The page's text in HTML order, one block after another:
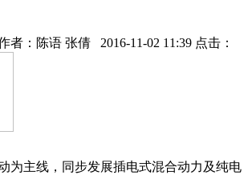
者： 陈语 张倩 2016-11-02 11:39 点击：
为主线，同步发展插电式混合动力及纯电